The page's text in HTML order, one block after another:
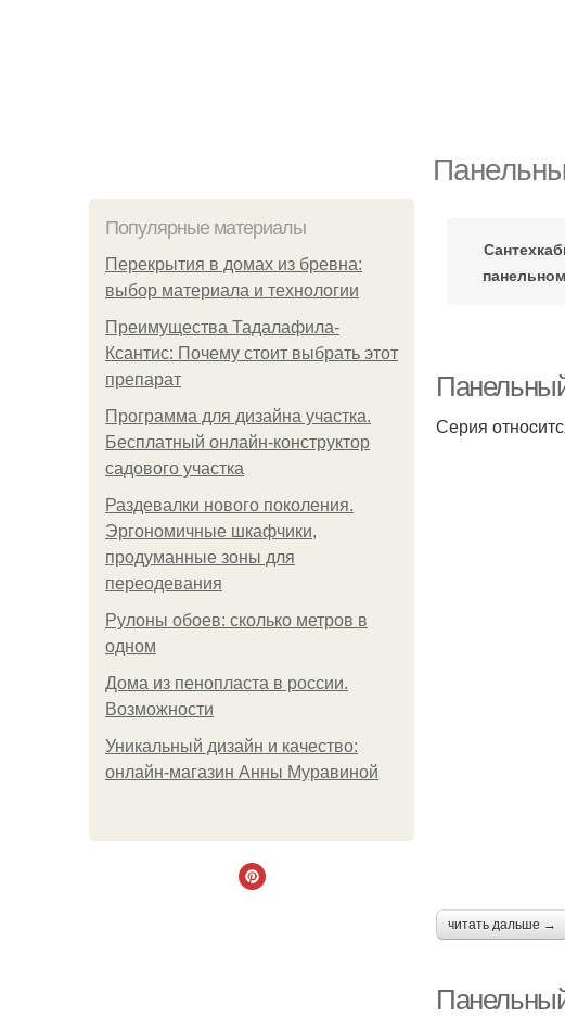
Популярные материалы
Перекрытия в домах из бревна:
выбор материала и технологии
Преимущества Тадалафила-
Ксантис: Почему стоит выбрать этот
препарат
Программа для дизайна участка.
Бесплатный онлайн-конструктор
садового участка
Раздевалки нового поколения.
Эргономичные шкафчики,
продуманные зоны для
переодевания
Рулоны обоев: сколько метров в
одном
Дома из пенопласта в россии.
Возможности
Уникальный дизайн и качество:
онлайн-магазин Анны Муравиной
Серия
читать дальше →